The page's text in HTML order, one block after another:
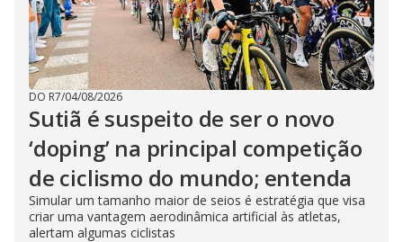
DO R7/04/08/2026
Sutiã é suspeito de ser o novo
‘doping’ na principal competição
de ciclismo do mundo; entenda
Simular um tamanho maior de seios é estratégia que visa
criar uma vantagem aerodinâmica artificial às atletas,
alertam algumas ciclistas